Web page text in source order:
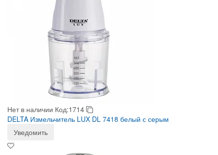
Нет в наличии Код:1714
DELTA Измельчитель LUX DL 7418 белый с серым
Уведомить